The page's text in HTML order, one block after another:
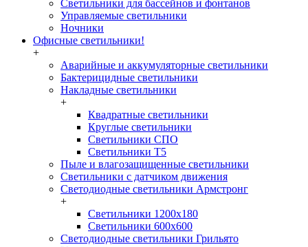
Светильники для бассейнов и фонтанов
Управляемые светильники
Ночники
Офисные светильники!
+
Аварийные и аккумуляторные светильники
Бактерицидные светильники
Накладные светильники
+
Квадратные светильники
Круглые светильники
Светильники СПО
Светильники Т5
Пыле и влагозащищенные светильники
Светильники с датчиком движения
Светодиодные светильники Армстронг
+
Светильники 1200х180
Светильники 600х600
Светодиодные светильники Грильято